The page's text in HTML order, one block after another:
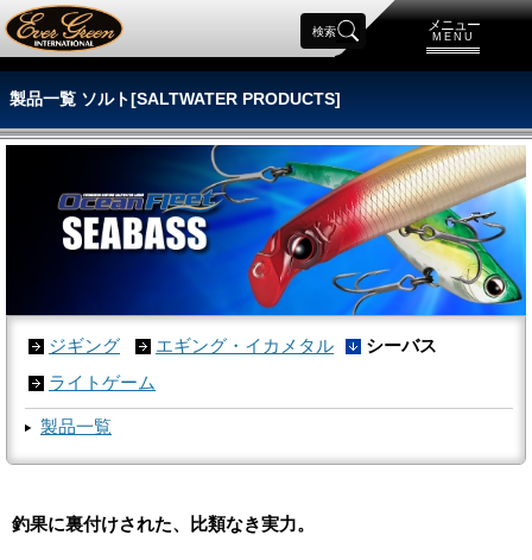
メニュー
MENU
検索
製品一覧 ソルト[SALTWATER PRODUCTS]
ジギング エギング・イカメタル
シーバス
ライトゲーム
製品一覧
釣果に裏付けされた、比類なき実力。